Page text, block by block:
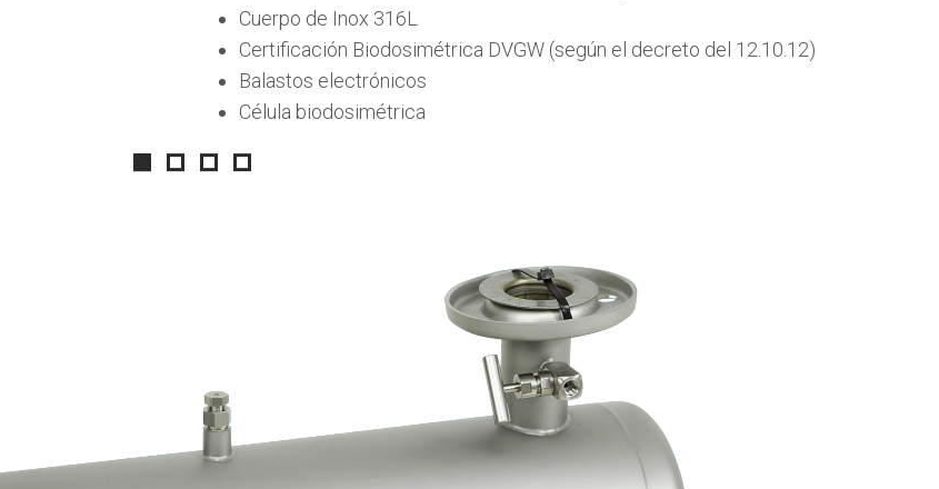
Cuerpo de Inox 316L
Certificación Biodosimétrica DVGW (según el decreto del 12.10.12)
Balastos electrónicos
Célula biodosimétrica